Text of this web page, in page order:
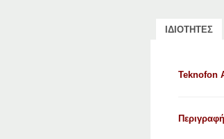
ΙΔΙΟΤΗΤΕΣ
Teknofon
Περιγραφή